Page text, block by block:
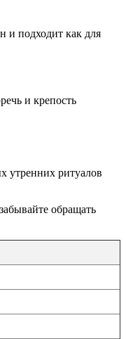
и подходит как для
и крепость
утренних ритуалов
обращать